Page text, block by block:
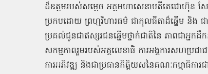
ដ៏ឧត្តមរបស់សម្តេច អគ្គមហាសេនាបតីតេជោហ៊ុន ស
ប្រកបដោយ ព្រហ្មវិហារធម៌ ជាកុលធីតាដ៏ឆ្នើម និង ជ
ប្រគល់ជូនជាឥស្សរជនឆ្នើមថ្នាក់ជាតិនៃ ភាពជាអ្នក
សកម្មភាពរួមរបស់អគ្គលេខាធិ ការអង្គការសហប្រជា
ការអភិវឌ្ឍ និងជាប្រធានកិត្តិយសនៃគណៈកម្មាធិក